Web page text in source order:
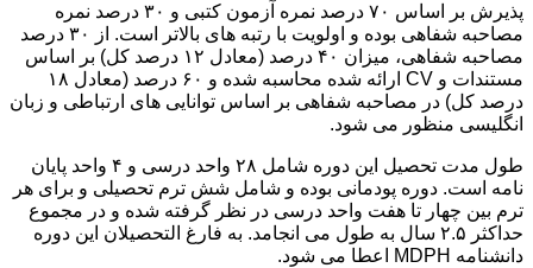
پذیرش بر اساس ۷۰ درصد نمره آزمون کتبی و ۳۰ درصد نمره
مصاحبه شفاهی بوده و اولویت با رتبه های بالاتر است. از ۳۰ درصد
مصاحبه شفاهی، میزان ۴۰ درصد (معادل ۱۲ درصد کل) بر اساس
مستندات و CV ارائه شده محاسبه شده و ۶۰ درصد (معادل ۱۸
درصد کل) در مصاحبه شفاهی بر اساس توانایی های ارتباطی و زبان
انگلیسی منظور می شود.
طول مدت تحصیل این دوره شامل ۲۸ واحد درسی و ۴ واحد پایان
نامه است. دوره پودمانی بوده و شامل شش ترم تحصیلی و برای هر
ترم بین چهار تا هفت واحد درسی در نظر گرفته شده و در مجموع
حداکثر ۲.۵ سال به طول می انجامد. به فارغ التحصیلان این دوره
دانشنامه MDPH اعطا می شود.